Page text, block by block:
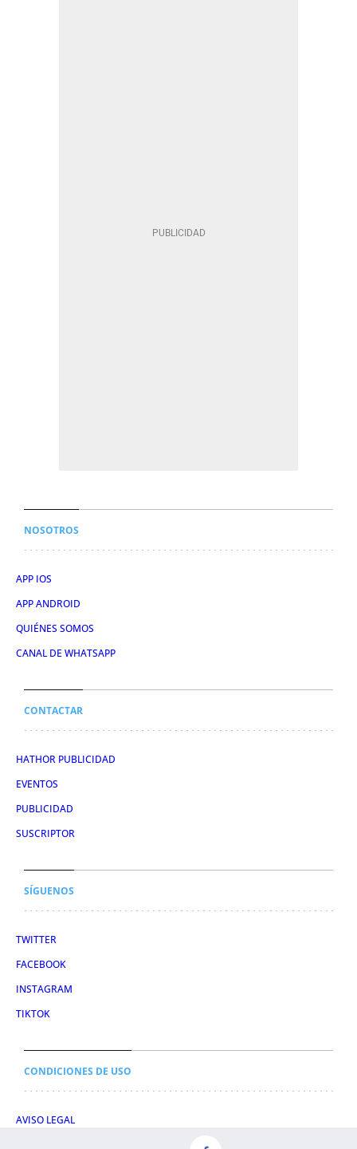
NOSOTROS
APP IOS
APP ANDROID
QUIÉNES SOMOS
CANAL DE WHATSAPP
CONTACTAR
HATHOR PUBLICIDAD
EVENTOS
PUBLICIDAD
SUSCRIPTOR
SÍGUENOS
TWITTER
FACEBOOK
INSTAGRAM
TIKTOK
CONDICIONES DE USO
AVISO LEGAL